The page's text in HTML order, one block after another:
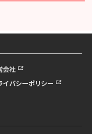
会社
イバシーポリシー